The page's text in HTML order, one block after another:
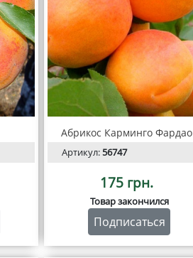
Абрикос Карминго Фардао
Артикул:56747
175 грн.
Товар закончился
Подписаться